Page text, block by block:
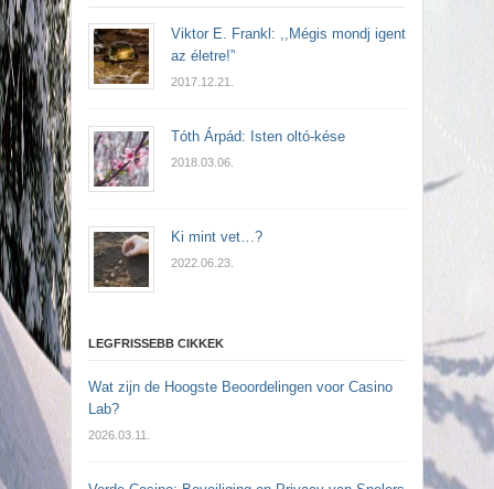
Viktor E. Frankl: ,,Mégis mondj igent
az életre!”
2017.12.21.
Tóth Árpád: Isten oltó-kése
2018.03.06.
Ki mint vet…?
2022.06.23.
LEGFRISSEBB CIKKEK
Wat zijn de Hoogste Beoordelingen voor Casino
Lab?
2026.03.11.